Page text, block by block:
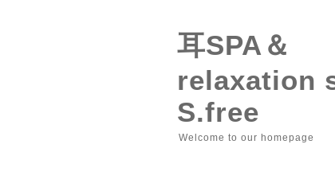
耳SPA＆
relaxation
S.free
Welcome to our homepage